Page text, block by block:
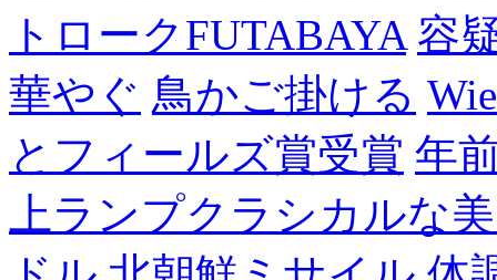
トロークFUTABAYA 容
華やぐ 鳥かご掛ける
とフィールズ賞受賞 年
上ランプクラシカルな